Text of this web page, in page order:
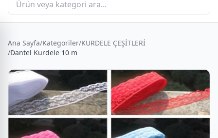
Ana Sayfa/Kategoriler/KURDELE ÇEŞİTLERİ
/Dantel Kurdele 10 m